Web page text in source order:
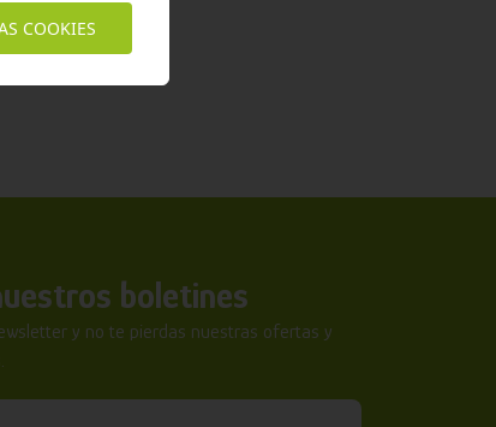
boletines
y no te pierdas nuestras ofertas y
COOKIES